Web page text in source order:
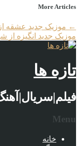
More Articles
← موزیک جدید عشقه
موزیک جدید انگیزه از
تازه ها
Menu
خانه